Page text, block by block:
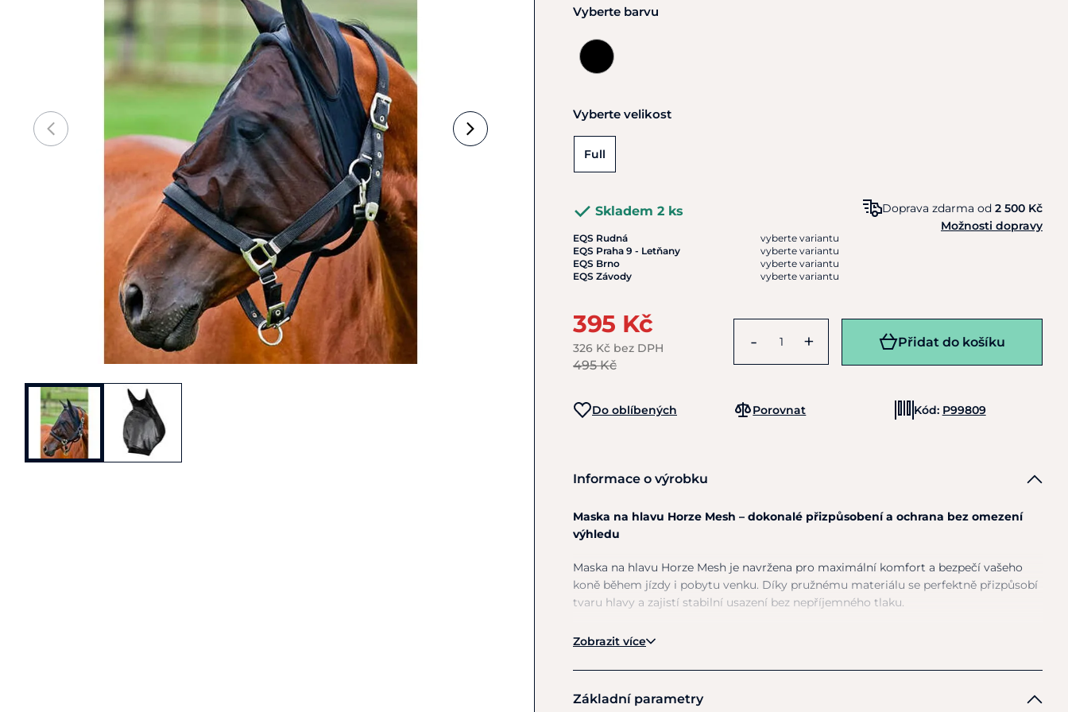
Vyberte barvu
Vyberte velikost
Full
Skladem 2 ks
EQS Rudná
vyberte variantu
EQS Praha 9 - Letňany
vyberte variantu
EQS Brno
vyberte variantu
EQS Závody
vyberte variantu
Doprava zdarma od 2 500 Kč
Možnosti dopravy
395 Kč
326 Kč bez DPH
495 Kč
- + Přidat do košíku
Do oblíbených Porovnat Kód: P99809
Informace o výrobku
Maska na hlavu Horze Mesh – dokonalé přizpůsobení a ochrana bez omezení
výhledu
Maska na hlavu Horze Mesh je navržena pro maximální komfort a bezpečí vašeho
koně během jízdy i pobytu venku. Díky pružnému materiálu se perfektně přizpůsobí
tvaru hlavy a zajistí stabilní usazení bez nepříjemného tlaku.
Vyrobenaz jemné a elastické Lycra tkaniny s prodyšnou micromesh strukturou
Transparentní síťovina kolem očía uší zajišťuje přirozený výhled a pohodlí, takže se
Zobrazit více
Základní parametry